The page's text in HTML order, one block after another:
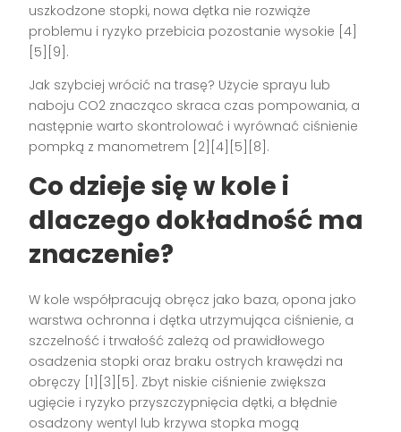
uszkodzone stopki, nowa dętka nie rozwiąże
problemu i ryzyko przebicia pozostanie wysokie [4]
[5][9].
Jak szybciej wrócić na trasę? Użycie sprayu lub
naboju CO2 znacząco skraca czas pompowania, a
następnie warto skontrolować i wyrównać ciśnienie
pompką z manometrem [2][4][5][8].
Co dzieje się w kole i
dlaczego dokładność ma
znaczenie?
W kole współpracują obręcz jako baza, opona jako
warstwa ochronna i dętka utrzymująca ciśnienie, a
szczelność i trwałość zależą od prawidłowego
osadzenia stopki oraz braku ostrych krawędzi na
obręczy [1][3][5]. Zbyt niskie ciśnienie zwiększa
ugięcie i ryzyko przyszczypnięcia dętki, a błędnie
osadzony wentyl lub krzywa stopka mogą